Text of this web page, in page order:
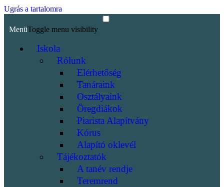
Ugrás a tartalomra
MenüToggle menu visibility
Iskola
Rólunk
Elérhetőség
Tanáraink
Osztályaink
Öregdiákok
Piarista Alapítvány
Kórus
Alapító oklevél
Tájékoztatók
A tanév rendje
Teremrend